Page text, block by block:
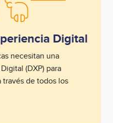
Digital
necesitan una
(DXP) para
de todos los